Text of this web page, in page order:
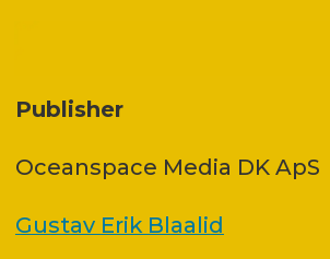
Publisher
Oceanspace Media DK ApS
Gustav Erik Blaalid